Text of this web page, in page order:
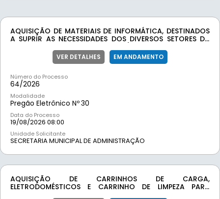
AQUISIÇÃO DE MATERIAIS DE INFORMÁTICA, DESTINADOS
A SUPRIR AS NECESSIDADES DOS DIVERSOS SETORES DA
VER DETALHES EM ANDAMENTO
Número do Processo
64/2026
Modalidade
Pregão Eletrônico Nº30
Data do Processo
19/08/2026 08:00
Unidade Solicitante
SECRETARIA MUNICIPAL DE ADMINISTRAÇÃO
AQUISIÇÃO DE CARRINHOS DE CARGA,
ELETRODOMÉSTICOS E CARRINHO DE LIMPEZA PARA